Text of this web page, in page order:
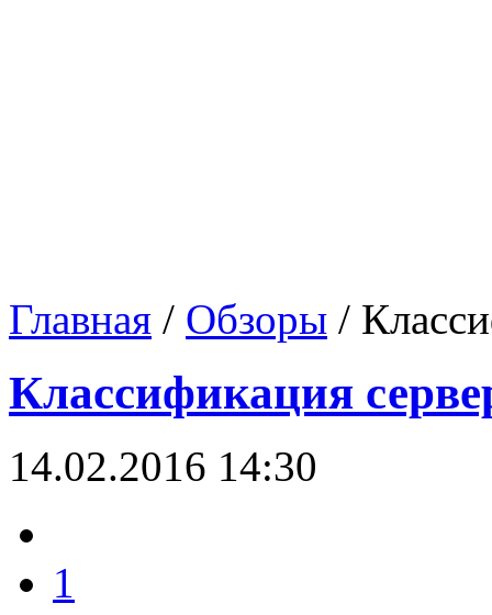
Главная / Обзоры /
Классификация
14.02.2016 14:30
1